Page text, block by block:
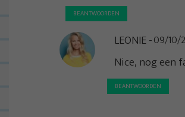
BEANTWOORDEN
LEONIE 09/10/
Nice, nog een
BEANTWOORDEN